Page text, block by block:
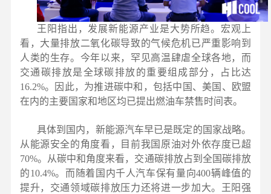
王阳指出，发展新能源产业是大势所趋。宏观上
看，大量排放二氧化碳导致的气候危机已严重影响到
人类的生存。今年以来，罕见高温肆虐全球各地，而
交通碳排放是全球碳排放的重要组成部分，占比达
16.2%。因此，为推进碳中和，包括中国、美国、欧盟
在内的主要国家和地区均已提出燃油车禁售时间表。
具体到国内，新能源汽车早已是既定的国家战略。
从能源安全的角度看，目前我国原油对外依存度已超
70%。从碳中和角度来看，交通碳排放占到全国碳排放
的10.4%。而随着国内千人汽车保有量向400辆峰值的
提升，交通领域碳排放压力还将进一步加大。王阳强